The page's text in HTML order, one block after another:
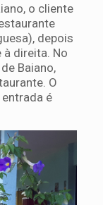
o cliente
depois
à direita. No
Baiano,
O
é